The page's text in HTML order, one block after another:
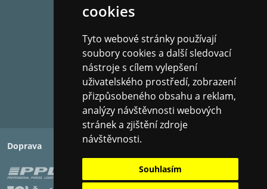
cookies
Tyto webové stránky používají
soubory cookies a další sledovací
nástroje s cílem vylepšení
uživatelského prostředí, zobrazení
přizpůsobeného obsahu a reklam,
analýzy návštěvnosti webových
stránek a zjištění zdroje
návštěvnosti.
Souhlasím
Doprava Platba